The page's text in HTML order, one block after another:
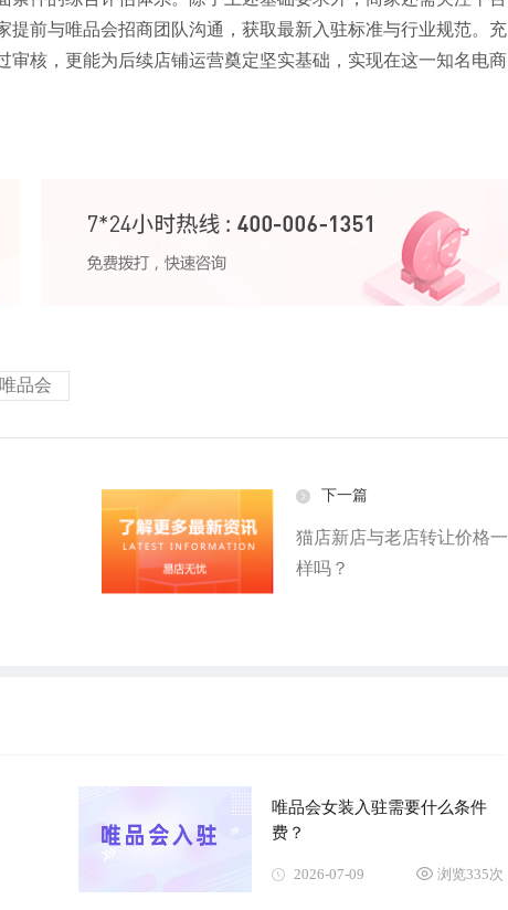
前与唯品会招商团队沟通，获取最新入驻标准与行业规范。充
核，更能为后续店铺运营奠定坚实基础，实现在这一知名电商
唯品会
下一篇
猫店新店与老店转让价格一
样吗？
唯品会女装入驻需要什么条件
费？
2026-07-09 浏览335次